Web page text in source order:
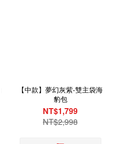
【中款】夢幻灰紫-雙主袋海
豹包
NT$1,799
NT$2,998